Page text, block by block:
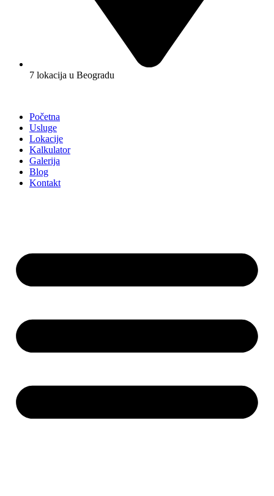
7 lokacija u Beogradu
Početna
Usluge
Lokacije
Kalkulator
Galerija
Blog
Kontakt